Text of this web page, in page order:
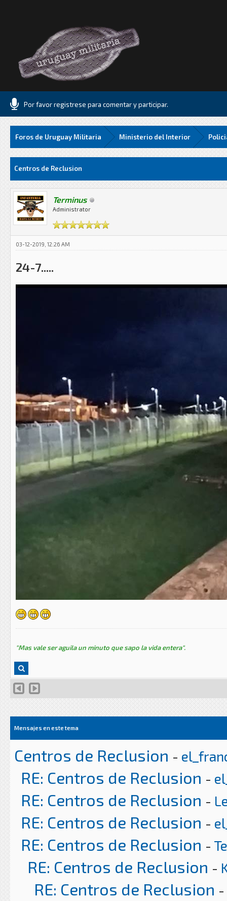
Por favor registrese para comentar y participar.
Foros de Uruguay Militaria Ministerio del Interior
Centros de Reclusion
Terminus
Administrator
03-12-2019, 12:26 AM
24-7.....
"Mas vale ser aguila un minuto que sapo la vida entera".
Mensajes en este tema
Centros de Reclusion -
RE: Centros de Reclusion -
RE: Centros de Reclusion -
RE: Centros de Reclusion -
RE: Centros de Reclusion -
RE: Centros de Reclusion -
RE: Centros de Reclusion -